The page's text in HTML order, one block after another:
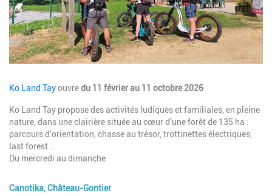
Description
Ko Land Tayouvredu 11 février au 11 octobre 2026
Ko Land Tay propose des activités ludiques et familiales, en pleine
nature, dans une clairière située au cœur d'une forêt de 135 ha :
parcours d'orientation, chasse au trésor, trottinettes électriques,
last forest...
Du mercredi au dimanche
Canotika, Château-Gontier